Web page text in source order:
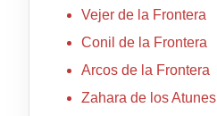
Vejer de la Frontera
Conil de la Frontera
Arcos de la Frontera
Zahara de los Atunes